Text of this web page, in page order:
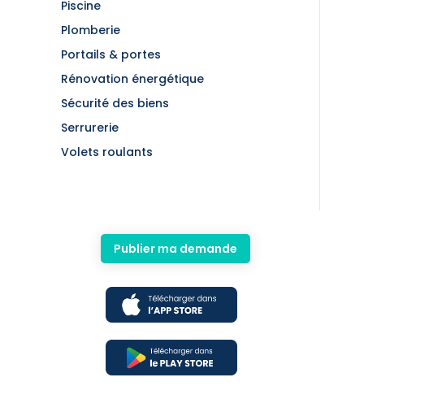
Piscine
Plomberie
Portails & portes
Rénovation énergétique
Sécurité des biens
Serrurerie
Volets roulants
Publier ma demande